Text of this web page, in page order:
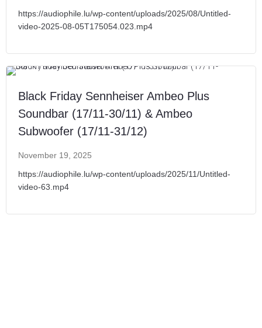
https://audiophile.lu/wp-content/uploads/2025/08/Untitled-
video-2025-08-05T175054.023.mp4
Black Friday Sennheiser Ambeo Plus
Soundbar (17/11-30/11) & Ambeo
Subwoofer (17/11-31/12)
November 19, 2025
https://audiophile.lu/wp-content/uploads/2025/11/Untitled-
video-63.mp4